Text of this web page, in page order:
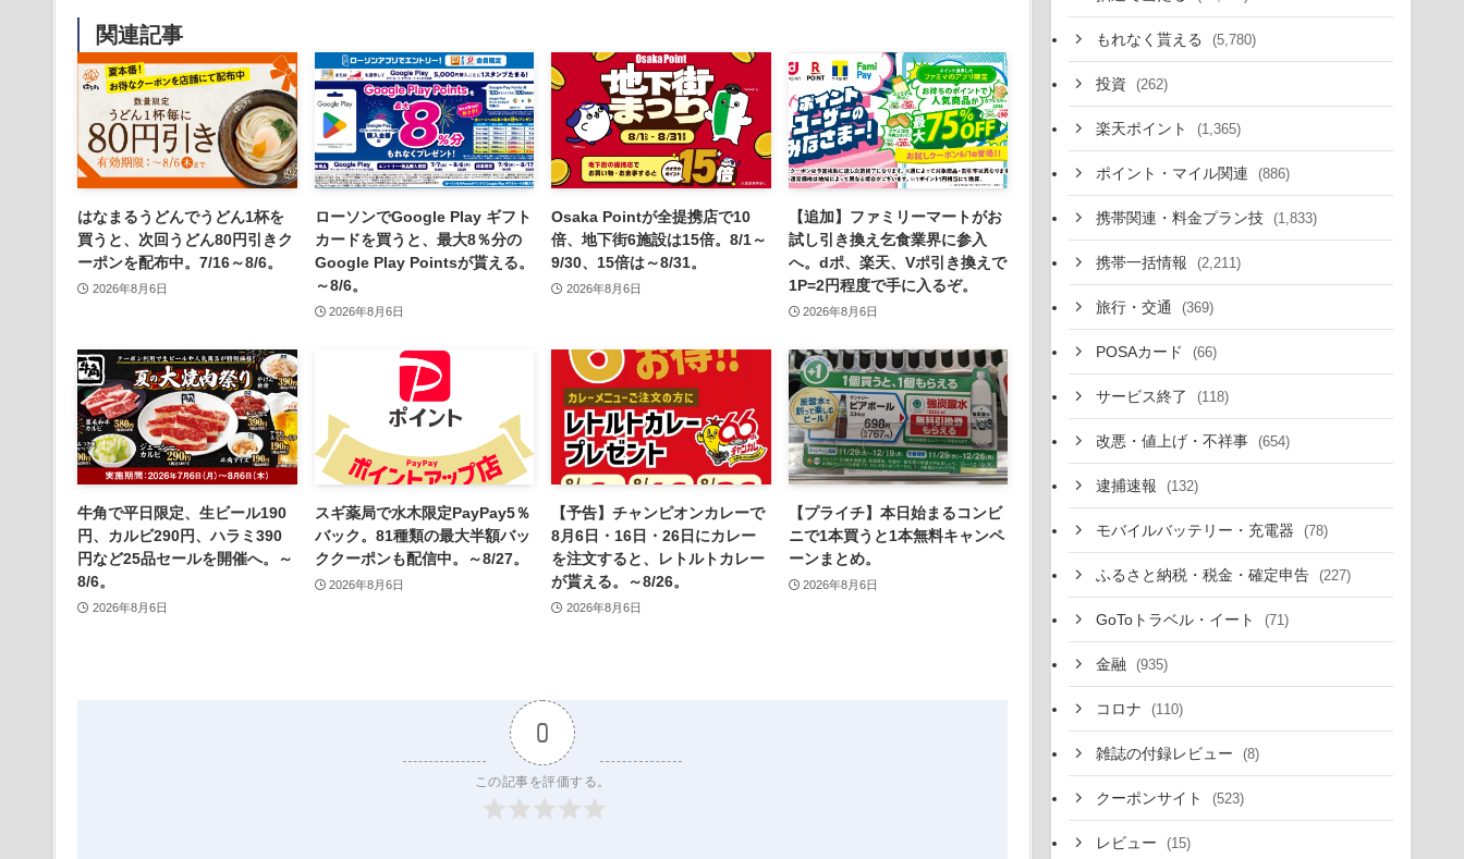
関連記事
はなまるうどんでうどん1杯を
買うと、次回うどん80円引きク
ーポンを配布中。7/16～8/6。
2026年8月6日
ローソンでGoogle Play ギフト
カードを買うと、最大8％分の
Google Play Pointsが貰える。
～8/6。
2026年8月6日
Osaka Pointが全提携店で10
倍、地下街6施設は15倍。8/1～
9/30、15倍は～8/31。
2026年8月6日
【追加】ファミリーマートがお
試し引き換え乞食業界に参入
へ。dポ、楽天、Vポ引き換えで
1P=2円程度で手に入るぞ。
2026年8月6日
牛角で平日限定、生ビール190
円、カルビ290円、ハラミ390
円など25品セールを開催へ。～
8/6。
2026年8月6日
スギ薬局で水木限定PayPay5％
バック。81種類の最大半額バッ
ククーポンも配信中。～8/27。
2026年8月6日
【予告】チャンピオンカレーで
8月6日・16日・26日にカレー
を注文すると、レトルトカレー
が貰える。～8/26。
2026年8月6日
【プライチ】本日始まるコンビ
ニで1本買うと1本無料キャンペ
ーンまとめ。
2026年8月6日
0
この記事を評価する。
もれなく貰える (5,780)
投資 (262)
楽天ポイント (1,365)
ポイント・マイル関連 (886)
携帯関連・料金プラン技 (1,833)
携帯一括情報 (2,211)
旅行・交通 (369)
POSAカード (66)
サービス終了 (118)
改悪・値上げ・不祥事 (654)
逮捕速報 (132)
モバイルバッテリー・充電器 (78)
ふるさと納税・税金・確定申告 (227)
GoToトラベル・イート (71)
金融 (935)
コロナ (110)
雑誌の付録レビュー (8)
クーポンサイト (523)
レビュー (15)